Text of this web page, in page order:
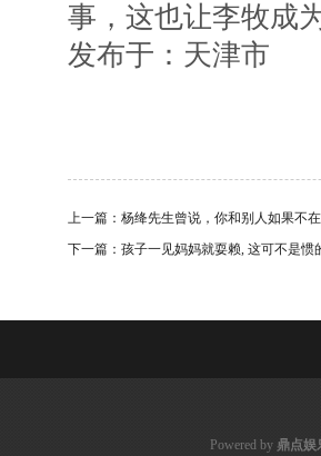
事，这也让李牧成
发布于：天津市
上一篇： 杨绛先生曾说，你和别人如果不
下一篇： 孩子一见妈妈就耍赖, 这可不是惯
Powered by 鼎点娱